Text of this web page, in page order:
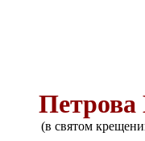
(в святом